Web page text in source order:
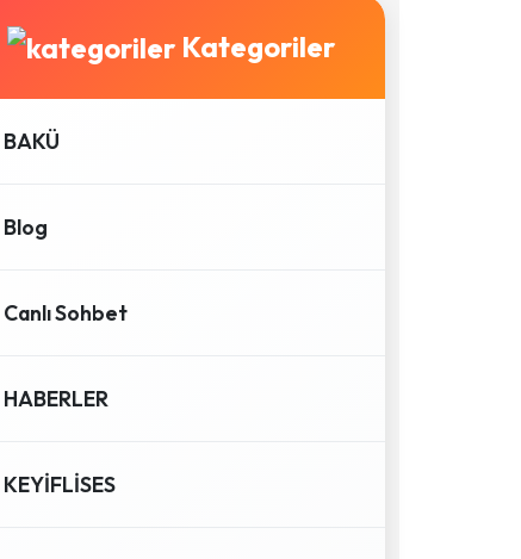
Kategoriler
BAKÜ
Blog
Canlı Sohbet
HABERLER
KEYİFLİSES